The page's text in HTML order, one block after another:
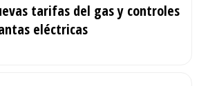
tarifas del gas y controles
eléctricas